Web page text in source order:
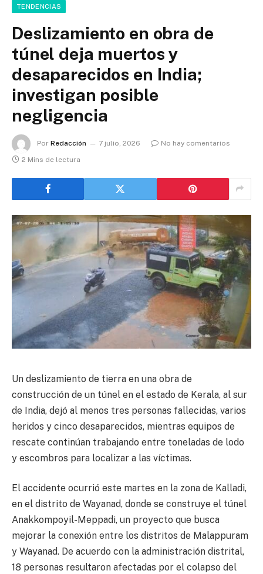
TENDENCIAS
Deslizamiento en obra de
túnel deja muertos y
desaparecidos en India;
investigan posible
negligencia
Por Redacción 7 julio, 2026
No hay comentarios
2 Mins de lectura
Un deslizamiento de tierra en una obra de
construcción de un túnel en el estado de Kerala, al sur
de India, dejó al menos tres personas fallecidas, varios
heridos y cinco desaparecidos, mientras equipos de
rescate continúan trabajando entre toneladas de lodo
y escombros para localizar a las víctimas.
El accidente ocurrió este martes en la zona de Kalladi,
en el distrito de Wayanad, donde se construye el túnel
Anakkompoyil-Meppadi, un proyecto que busca
mejorar la conexión entre los distritos de Malappuram
y Wayanad. De acuerdo con la administración distrital,
18 personas resultaron afectadas por el colapso del